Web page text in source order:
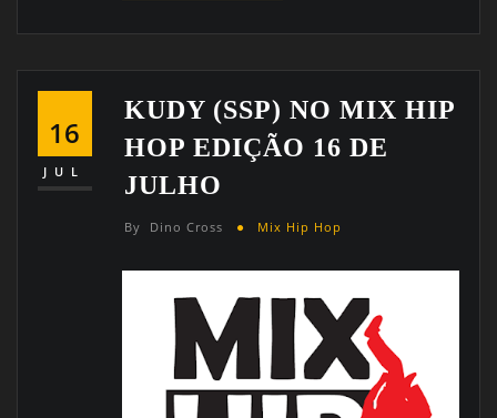
16
JUL
KUDY (SSP) NO MIX HIP
HOP EDIÇÃO 16 DE
JULHO
By Dino Cross Mix Hip Hop